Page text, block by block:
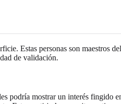
Estas personas son maestros
de validación.
podría mostrar un interés fingido